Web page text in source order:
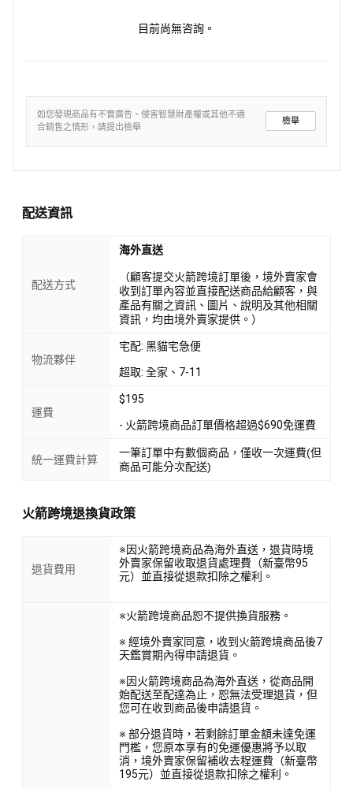
目前尚無咨詢。
如您發現商品有不實廣告、侵害智慧財產權或其他不適
合銷售之情形，請提出檢舉
檢舉
配送資訊
配送方式
海外直送
（顧客提交火箭跨境訂單後，境外賣家會
收到訂單內容並直接配送商品給顧客，與
產品有關之資訊、圖片、說明及其他相關
資訊，均由境外賣家提供。）
物流夥伴
宅配: 黑貓宅急便
超取: 全家、7-11
運費
$195
- 火箭跨境商品訂單價格超過$690免運費
統一運費計算
一筆訂單中有數個商品，僅收一次運費(但
商品可能分次配送)
火箭跨境退換貨政策
退貨費用
※因火箭跨境商品為海外直送，退貨時境
外賣家保留收取退貨處理費（新臺幣95
元）並直接從退款扣除之權利。
※火箭跨境商品恕不提供換貨服務。
※ 經境外賣家同意，收到火箭跨境商品後7
天鑑賞期內得申請退貨。
※因火箭跨境商品為海外直送，從商品開
始配送至配達為止，恕無法受理退貨，但
您可在收到商品後申請退貨。
※ 部分退貨時，若剩餘訂單金額未達免運
門檻，您原本享有的免運優惠將予以取
消，境外賣家保留補收去程運費（新臺幣
195元）並直接從退款扣除之權利。